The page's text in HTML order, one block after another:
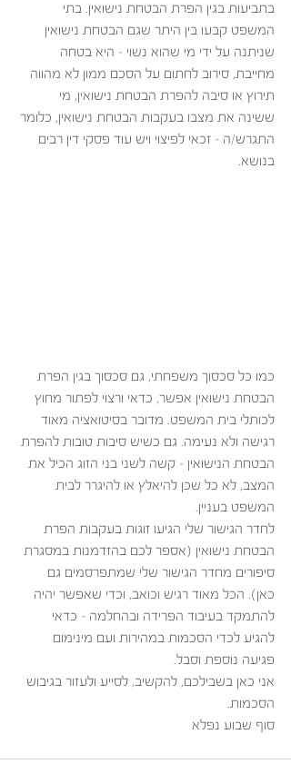
בתביעות בגין הפרת הבטחת נישואין. בתי
המשפט קבעו בין היתר שגם הבטחת נישואין
שניתנה על ידי מי שהוא נשוי – היא בטחה
מחייבת, סירוב לחתום על הסכם ממון לא מהווה
תירוץ או סיבה להפרת הבטחת נישואין, מי
ששינה את מצבו בעקבות הבטחת נישואין, כלומר
התגרש/ה – זכאי לפיצוי ויש עוד פסקי דין רבים
בנושא.
כמו כל סכסוך משפחתי, גם סכסוך בגין הפרת
הבטחת נישואין אפשר, כדאי ורצוי לפתור מחוץ
לכותלי בית המשפט. מדובר בסיטואציה מאוד
רגישה ולא נעימה. גם כשיש סיבות טובות להפרת
הבטחת הנישואין - קשה לשני בני הזוג הכיל את
המצב, לא כל שכן להיאלץ או להיגרר לבית
המשפט בעניין.
לחדר הגישור שלי הגיעו זוגות בעקבות הפרת
הבטחת נישואין (אספר לכם בהזדמנות במסגרת
סיפורים מחדר הגישור שלי שמתפרסמים גם
כאן). הכל מאוד רגיש וכואב, וכדי שאפשר יהיה
להתמקד בעיבוד הפרידה ובהחלמה – כדאי
להגיע לכדי הסכמות במהירות ועם מינימום
פגיעה נוספת וסבל.
אני כאן בשבילכם, להקשיב, לסייע ולעזור בגיבוש
הסכמות.
סוף שבוע נפלא